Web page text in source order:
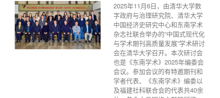
2025年11月6日，由清华大学数
字政府与治理研究院、清华大学
中国经济史研究中心和东南学术
杂志社联合举办的“中国式现代化
与学术期刊高质量发展”学术研讨
会在清华大学召开。本次研讨会
也是《东南学术》2025年编委会
会议。参加会议的有特邀期刊和
学者代表、《东南学术》编委以
及福建社科联合会的代表共40余